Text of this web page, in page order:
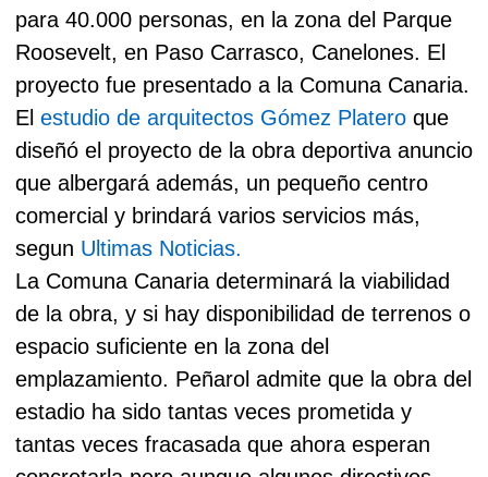
para 40.000 personas, en la zona del Parque
Roosevelt, en Paso Carrasco, Canelones. El
proyecto fue presentado a la Comuna Canaria.
El estudio de arquitectos Gómez Platero que
diseñó el proyecto de la obra deportiva anuncio
que albergará además, un pequeño centro
comercial y brindará varios servicios más,
segun Ultimas Noticias.
La Comuna Canaria determinará la viabilidad
de la obra, y si hay disponibilidad de terrenos o
espacio suficiente en la zona del
emplazamiento. Peñarol admite que la obra del
estadio ha sido tantas veces prometida y
tantas veces fracasada que ahora esperan